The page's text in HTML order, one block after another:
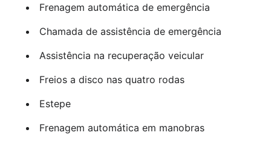
Frenagem automática de emergência
Chamada de assistência de emergência
Assistência na recuperação veicular
Freios a disco nas quatro rodas
Estepe
Frenagem automática em manobras